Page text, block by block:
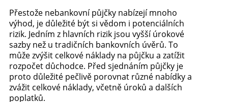
Přestože nebankovní půjčky nabízejí mnoho
výhod, je důležité být si vědom i potenciálních
rizik. Jedním z hlavních rizik jsou vyšší úrokové
sazby než u tradičních bankovních úvěrů. To
může zvýšit celkové náklady na půjčku a zatížit
rozpočet důchodce. Před sjednáním půjčky je
proto důležité pečlivě porovnat různé nabídky a
zvážit celkové náklady, včetně úroků a dalších
poplatků.